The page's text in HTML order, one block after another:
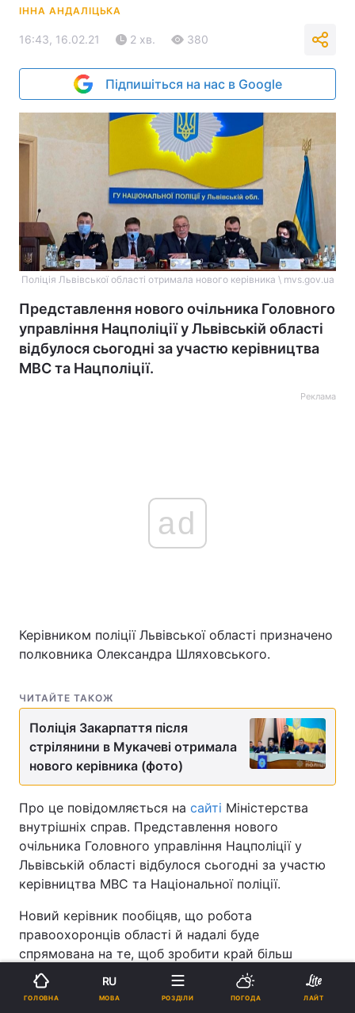
ІННА АНДАЛІЦЬКА
16:43, 16.02.21 2 хв. 380
Підпишіться на нас в Google
Поліція Львівської області отримала нового керівника \ mvs.gov.ua
Представлення нового очільника Головного
управління Нацполіції у Львівській області
відбулося сьогодні за участю керівництва
МВС та Нацполіції.
Реклама
ad
Керівником поліції Львівської області призначено
полковника Олександра Шляховського.
ЧИТАЙТЕ ТАКОЖ
Поліція Закарпаття після
стрілянини в Мукачеві отримала
нового керівника (фото)
Про це повідомляється на сайті Міністерства
внутрішніх справ. Представлення нового
очільника Головного управління Нацполіції у
Львівській області відбулося сьогодні за участю
керівництва МВС та Національної поліції.
Новий керівник пообіцяв, що робота
правоохоронців області й надалі буде
спрямована на те, щоб зробити край більш
безпечнішим.
Як заявив перший заступник міністра внутрішніх
ГОЛОВНА
RU
МОВА РОЗДІЛИ ПОГОДА ЛАЙТ